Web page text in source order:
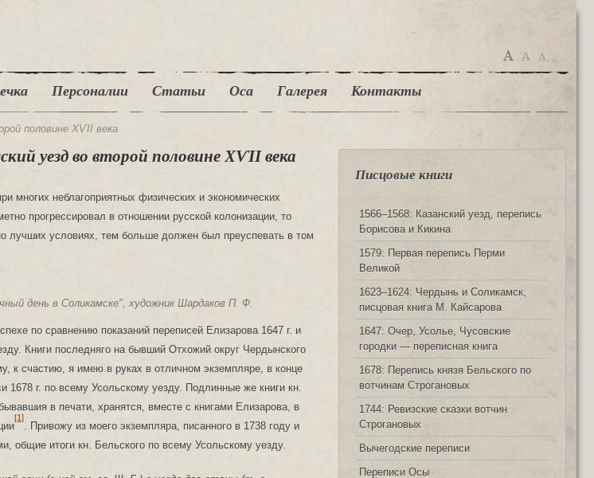
Персоналии Статьи Оса Галерея Контакты
половине ХѴІІ века
уезд во второй половине ХѴІІ века
многих неблагоприятных физических и экономических
прогрессировал в отношении русской колонизации, то
лучших условиях, тем больше должен был преуспевать в том
день в Соликамске", художник Шардаков П. Ф.
по сравнению показаний переписей Елизарова 1647 г. и
Книги последняго на бывший Отхожий округ Чердынского
к счастию, я имею в руках в отличном экземпляре, в конце
1678 г. по всему Усольскому уезду. Подлинные же книги кн.
в печати, хранятся, вместе с книгами Елизарова, в
[1]
. Привожу из моего экземпляра, писанного в 1738 году и
общие итоги кн. Бельского по всему Усольскому уезду.
Писцовые книги
1566‒1568: Казанский уезд, перепись
Борисова и Кикина
1579: Первая перепись Перми
Великой
1623‒1624: Чердынь и Соликамск,
писцовая книга М. Кайсарова
1647: Очер, Усолье, Чусовские
городки — переписная книга
1678: Перепись князя Бельского по
вотчинам Строгановых
1744: Ревизские сказки вотчин
Строгановых
Вычегодские переписи
Переписи Осы